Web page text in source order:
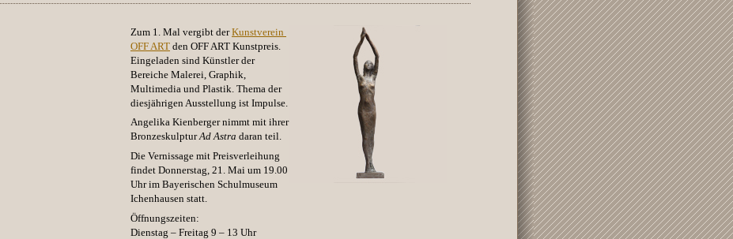
Zum 1. Mal vergibt derKunstverein
OFF ART den OFF ART Kunstpreis.
Eingeladen sind Künstler der
Bereiche Malerei , Graphik,
Multimedia und Plastik. Thema der
diesjährigen Ausstellung ist Impulse.
Angelika Kienbergernimmt mit ihrer
BronzeskulpturAd Astra daran teil.
Die Vernissage mit Preisverleihung
findet Donnerstag, 21. Mai um 19.00
Uhr im Bayerischen Schulmuseum
Ichenhausen statt.
Öffnungszeiten:
Dienstag – Freitag 9 – 13 Uhr